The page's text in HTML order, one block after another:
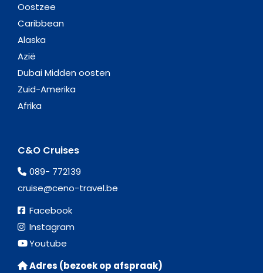
Oostzee
Caribbean
Alaska
Azië
Dubai Midden oosten
Zuid-Amerika
Afrika
C&O Cruises
089- 772139
cruise@ceno-travel.be
Facebook
Instagram
Youtube
Adres (bezoek op afspraak)